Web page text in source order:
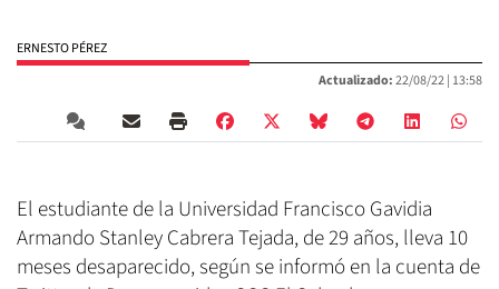
ERNESTO PÉREZ
Actualizado:22/08/22 | 13:58
El estudiante de la Universidad Francisco Gavidia
Armando Stanley Cabrera Tejada, de 29 años, lleva 10
meses desaparecido, según se informó en la cuenta de